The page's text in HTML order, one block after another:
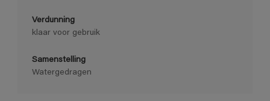
Verdunning
klaar voor gebruik
Samenstelling
Watergedragen